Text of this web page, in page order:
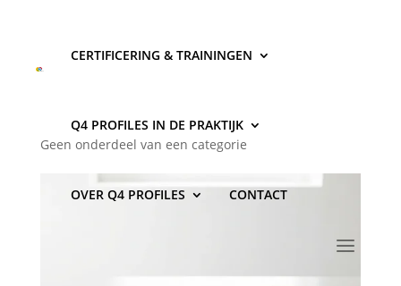
CERTIFICERING & TRAININGEN
Q4 PROFILES IN DE PRAKTIJK
OVER Q4 PROFILES CONTACT
een organisatie?
Geen onderdeel van een categorie